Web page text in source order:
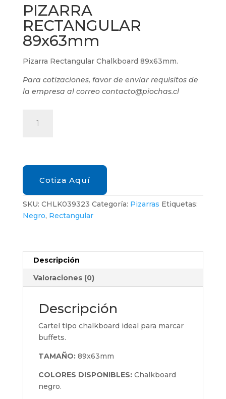
PIZARRA
RECTANGULAR
89x63mm
Pizarra Rectangular Chalkboard 89x63mm.
Para cotizaciones, favor de enviar requisitos de
la empresa al correo contacto@piochas.cl
RECTANGULAR
Cotiza Aquí
SKU: CHLK039323 Categoría: Pizarras Etiquetas:
Negro, Rectangular
Descripción
Valoraciones (0)
Descripción
Cartel tipo chalkboard ideal para marcar
buffets.
TAMAÑO: 89x63mm
COLORES DISPONIBLES:Chalkboard
negro.